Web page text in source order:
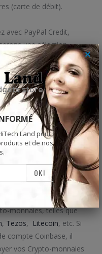
Land pour
et de nos
×
(carte de débit).
avec PayPal Credit,
une sélection
en plusieurs fois sans
d'étaler le coût
échéances.
en 2012, Coinbase est
la crypto-monnaie
actifs et est
les plus fiables au
de crypto-monnaie.
acceptons de
monnaies, telles que
, Tezos, Litecoin, etc. Si
compte Coinbase, il
vos Crypto-monnaies